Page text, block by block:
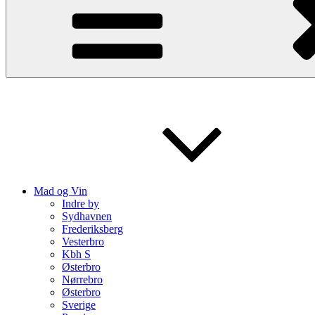
Mad og Vin
Indre by
Sydhavnen
Frederiksberg
Vesterbro
Kbh S
Østerbro
Nørrebro
Østerbro
Sverige